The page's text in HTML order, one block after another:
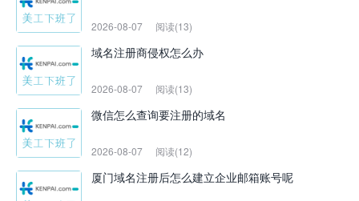
2026-08-07 阅读(13)
域名注册商侵权怎么办
2026-08-07 阅读(13)
微信怎么查询要注册的域名
2026-08-07 阅读(12)
厦门域名注册后怎么建立企业邮箱账号呢